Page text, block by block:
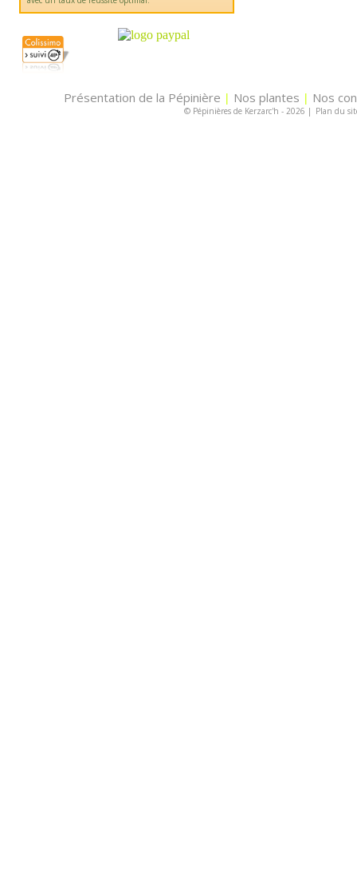
Présentation de la Pépinière | Nos plantes | Nos
© Pépinières de Kerzarc'h - 2026 | Plan du